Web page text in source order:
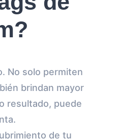
No solo permiten
brindan mayor
resultado, puede
de tu